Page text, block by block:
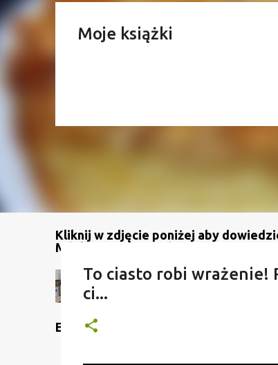
Kliknij w zdjęcie poniżej aby
Moje książki
Mój kanał na YouTube
Etykiety
To ciasto robi wrażenie!
ci...